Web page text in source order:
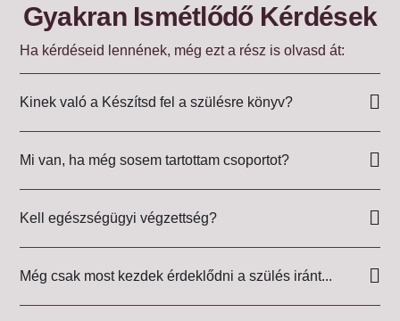
Gyakran Ismétlődő Kérdések
Ha kérdéseid lennének, még ezt a rész is olvasd át:
Kinek való a Készítsd fel a szülésre könyv?
Mi van, ha még sosem tartottam csoportot?
Kell egészségügyi végzettség?
Még csak most kezdek érdeklődni a szülés iránt...